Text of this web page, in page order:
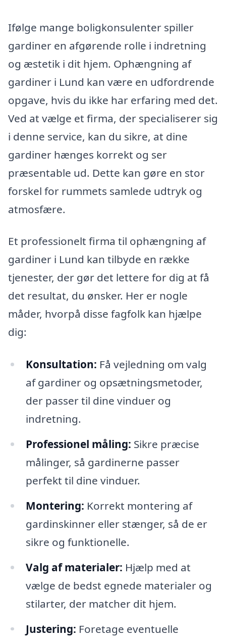
Ifølge mange boligkonsulenter spiller
gardiner en afgørende rolle i indretning
og æstetik i dit hjem. Ophængning af
gardiner i Lund kan være en udfordrende
opgave, hvis du ikke har erfaring med det.
Ved at vælge et firma, der specialiserer sig
i denne service, kan du sikre, at dine
gardiner hænges korrekt og ser
præsentable ud. Dette kan gøre en stor
forskel for rummets samlede udtryk og
atmosfære.
Et professionelt firma til ophængning af
gardiner i Lund kan tilbyde en række
tjenester, der gør det lettere for dig at få
det resultat, du ønsker. Her er nogle
måder, hvorpå disse fagfolk kan hjælpe
dig:
Konsultation: Få vejledning om valg
af gardiner og opsætningsmetoder,
der passer til dine vinduer og
indretning.
Professionel måling: Sikre præcise
målinger, så gardinerne passer
perfekt til dine vinduer.
Montering: Korrekt montering af
gardinskinner eller stænger, så de er
sikre og funktionelle.
Valg af materialer: Hjælp med at
vælge de bedst egnede materialer og
stilarter, der matcher dit hjem.
Justering: Foretage eventuelle